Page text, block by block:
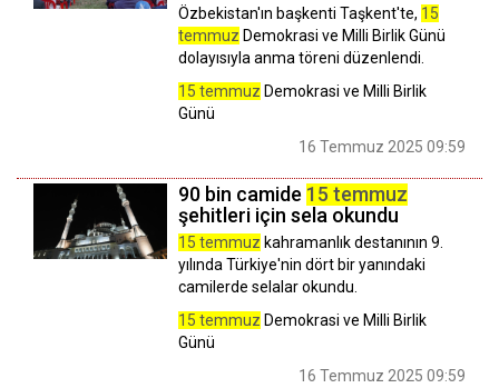
Özbekistan'ın başkenti Taşkent'te, 15
temmuz Demokrasi ve Milli Birlik Günü
dolayısıyla anma töreni düzenlendi.
15 temmuz Demokrasi ve Milli Birlik
Günü
16 Temmuz 2025 09:59
90 bin camide 15 temmuz
şehitleri için sela okundu
15 temmuz kahramanlık destanının 9.
yılında Türkiye'nin dört bir yanındaki
camilerde selalar okundu.
15 temmuz Demokrasi ve Milli Birlik
Günü
16 Temmuz 2025 09:59